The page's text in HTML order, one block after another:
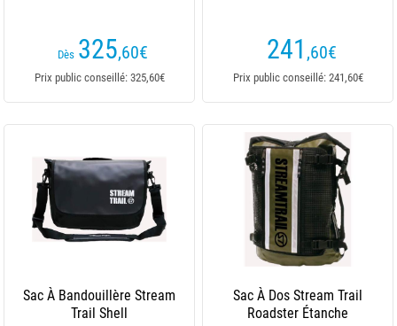
Dès 325,60€
Prix public conseillé: 325,60€
241 ,60€
Prix public conseillé: 241,60€
Sac À Bandouillère Stream
Trail Shell
Sac À Dos Stream Trail
Roadster Étanche